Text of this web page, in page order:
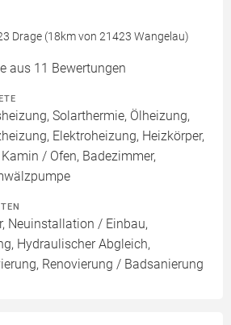
Drage (18km von 21423 Wangelau)
aus 11 Bewertungen
Solarthermie, Ölheizung,
Elektroheizung, Heizkörper,
/ Ofen, Badezimmer,
Neuinstallation / Einbau,
Hydraulischer Abgleich,
Renovierung / Badsanierung